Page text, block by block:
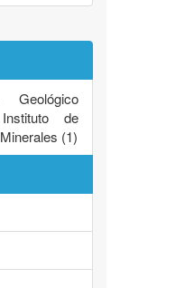
Geológico
de
(1)